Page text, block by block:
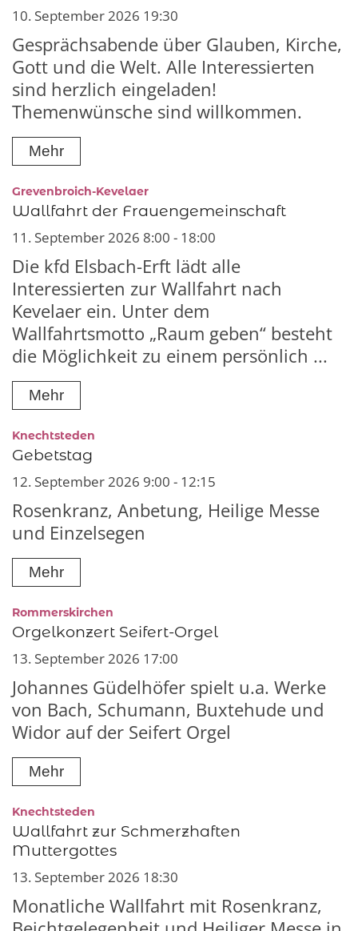
10. September 2026 19:30
Gesprächsabende über Glauben, Kirche,
Gott und die Welt. Alle Interessierten
sind herzlich eingeladen!
Themenwünsche sind willkommen.
Mehr
Grevenbroich-Kevelaer:
Wallfahrt der Frauengemeinschaft
11. September 2026 8:00 - 18:00
Die kfd Elsbach-Erft lädt alle
Interessierten zur Wallfahrt nach
Kevelaer ein. Unter dem
Wallfahrtsmotto „Raum geben“ besteht
die Möglichkeit zu einem persönlich ...
Mehr
Knechtsteden
Gebetstag
12. September 2026 9:00 - 12:15
Rosenkranz, Anbetung, Heilige Messe
und Einzelsegen
Mehr
Rommerskirchen
Orgelkonzert Seifert-Orgel
13. September 2026 17:00
Johannes Güdelhöfer spielt u.a. Werke
von Bach, Schumann, Buxtehude und
Widor auf der Seifert Orgel
Mehr
Knechtsteden
Wallfahrt zur Schmerzhaften
Muttergottes
13. September 2026 18:30
Monatliche Wallfahrt mit Rosenkranz,